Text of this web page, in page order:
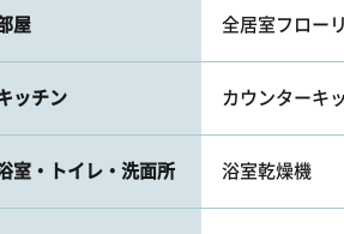
屋 全居室フロー
ッチン カウンターキ
室・トイレ・洗面所 浴室乾燥機